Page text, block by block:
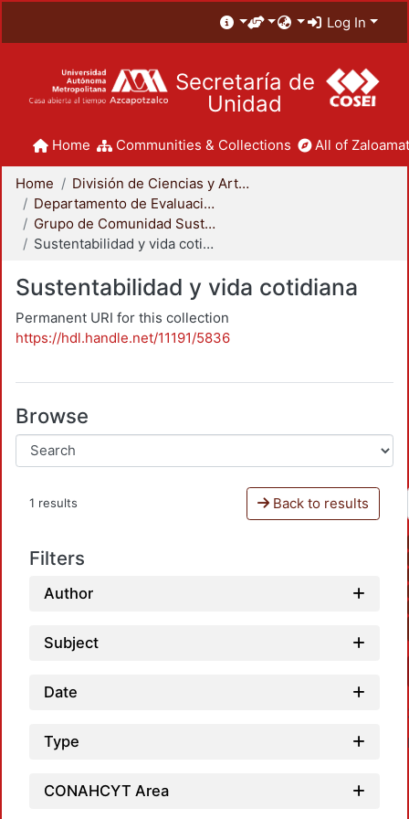
Log In
Secretaría de
Unidad
Home Communities & Collections All of
Home
División de Ciencias y Artes para el Diseño
Departamento de Evaluación del Diseño en el Tiempo
Grupo de Comunidad Sustentable
Sustentabilidad y vida cotidiana
Sustentabilidad y vida cotidiana
Permanent URI for this collection
https://hdl.handle.net/11191/5836
Browse
1 results Back to results
Filters
Author
Subject
Date
Type
CONAHCYT Area